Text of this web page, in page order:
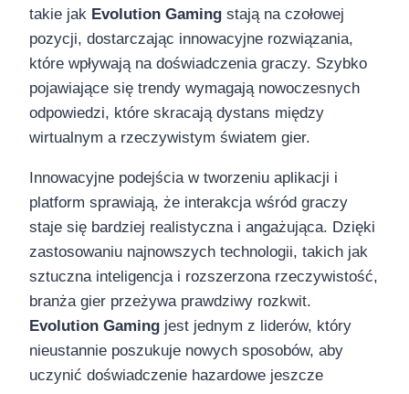
takie jak Evolution Gaming stają na czołowej
pozycji, dostarczając innowacyjne rozwiązania,
które wpływają na doświadczenia graczy. Szybko
pojawiające się trendy wymagają nowoczesnych
odpowiedzi, które skracają dystans między
wirtualnym a rzeczywistym światem gier.
Innowacyjne podejścia w tworzeniu aplikacji i
platform sprawiają, że interakcja wśród graczy
staje się bardziej realistyczna i angażująca. Dzięki
zastosowaniu najnowszych technologii, takich jak
sztuczna inteligencja i rozszerzona rzeczywistość,
branża gier przeżywa prawdziwy rozkwit.
Evolution Gaming jest jednym z liderów, który
nieustannie poszukuje nowych sposobów, aby
uczynić doświadczenie hazardowe jeszcze